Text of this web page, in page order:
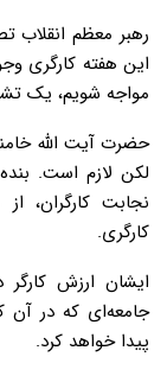
رهبر معظم انقلاب
این هفته‌ کارگری
مواجه شویم، یک
حضرت آیت الله
لکن لازم است.
نجابت کارگران،
کارگری.
ایشان ارزش
جامعه‌ای که در آن
پیدا خواهد کرد.